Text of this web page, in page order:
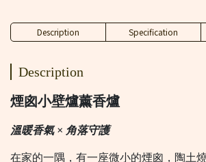
Description Specification
Description
煙囪小壁爐薰香爐
溫暖香氣 × 角落守護
在家的一隅，有一座微小的煙囪，陶土